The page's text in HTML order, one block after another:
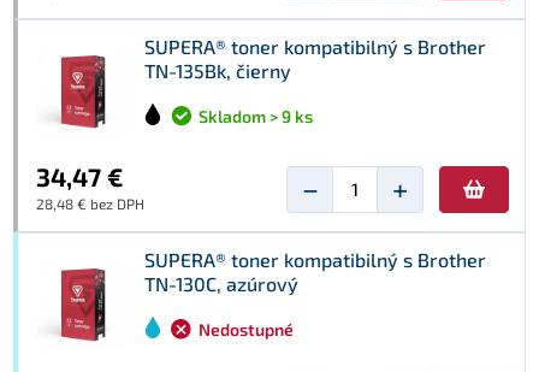
SUPERA® toner kompatibilný s Brother
TN-135Bk, čierny
Skladom > 9 ks
34,47 €
28,48 € bez DPH − +
SUPERA® toner kompatibilný s Brother
TN-130C, azúrový
Nedostupné